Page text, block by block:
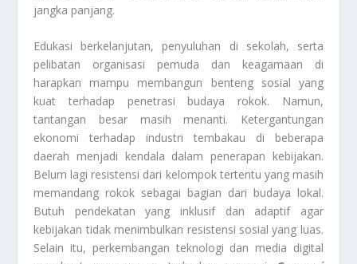
jangka panjang.
Edukasi berkelanjutan, penyuluhan di sekolah, serta
pelibatan organisasi pemuda dan keagamaan di
harapkan mampu membangun benteng sosial yang
kuat terhadap penetrasi budaya rokok. Namun,
tantangan besar masih menanti. Ketergantungan
ekonomi terhadap industri tembakau di beberapa
daerah menjadi kendala dalam penerapan kebijakan.
Belum lagi resistensi dari kelompok tertentu yang masih
memandang rokok sebagai bagian dari budaya lokal.
Butuh pendekatan yang inklusif dan adaptif agar
kebijakan tidak menimbulkan resistensi sosial yang luas.
Selain itu, perkembangan teknologi dan media digital